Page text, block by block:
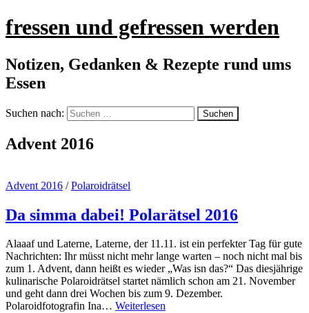
fressen und gefressen werden
Notizen, Gedanken & Rezepte rund ums
Essen
Suchen nach:
Advent 2016
Advent 2016 /Polaroidrätsel
Da simma dabei! Polarätsel 2016
Alaaaf und Laterne, Laterne, der 11.11. ist ein perfekter Tag für gute
Nachrichten: Ihr müsst nicht mehr lange warten – noch nicht mal bis
zum 1. Advent, dann heißt es wieder „Was isn das?“ Das diesjährige
kulinarische Polaroidrätsel startet nämlich schon am 21. November
und geht dann drei Wochen bis zum 9. Dezember.
Polaroidfotografin Ina… Weiterlesen